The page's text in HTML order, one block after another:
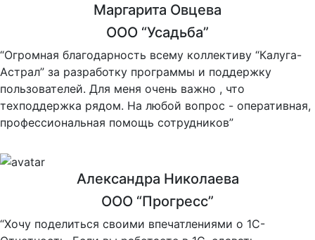
Маргарита Овцева
ООО “Усадьба”
“Огромная благодарность всему коллективу “Калуга-
Астрал” за разработку программы и поддержку
пользователей. Для меня очень важно , что
техподдержка рядом. На любой вопрос - оперативная,
профессиональная помощь сотрудников”
Александра Николаева
ООО “Прогресс”
“Хочу поделиться своими впечатлениями о 1С-